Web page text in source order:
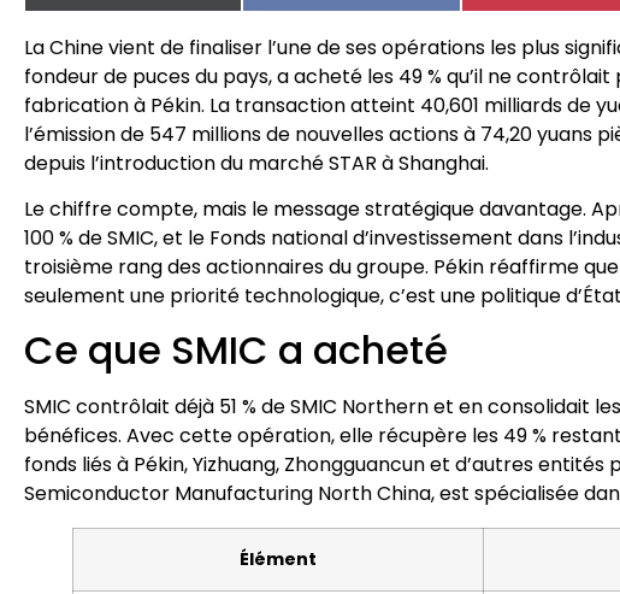
La Chine vient de finaliser l’une de ses opérations les plus
fondeur de puces du pays, a acheté les 49 % qu’il ne
fabrication à Pékin. La transaction atteint 40,601 milliards de
l’émission de 547 millions de nouvelles actions à 74,20 yuans
depuis l’introduction du marché STAR à Shanghai.
Le chiffre compte, mais le message stratégique davantage.
100 % de SMIC, et le Fonds national d’investissement dans
troisième rang des actionnaires du groupe. Pékin réaffirme
seulement une priorité technologique, c’est une politique
Ce que SMIC a acheté
SMIC contrôlait déjà 51 % de SMIC Northern et en consolidait
bénéfices. Avec cette opération, elle récupère les 49 %
fonds liés à Pékin, Yizhuang, Zhongguancun et d’autres entités
Semiconductor Manufacturing North China, est spécialisée
Élément